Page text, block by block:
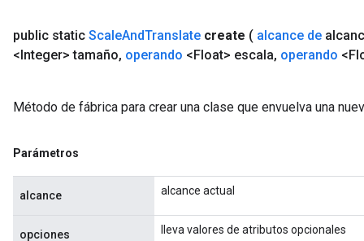
public static ScaleAndTranslate create ( alcance de
<Integer> tamaño, operando <Float> escala, operando
Método de fábrica para crear una clase que envuelva una
Parámetros
alcance alcance actual
opciones lleva valores de atributos opcionales